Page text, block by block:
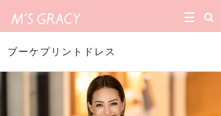
ブーケプリントドレス